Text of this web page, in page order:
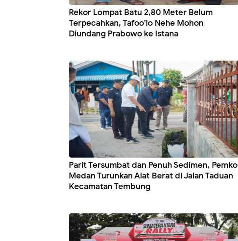
Rekor Lompat Batu 2,80 Meter Belum
Terpecahkan, Tafoo’lo Nehe Mohon
Diundang Prabowo ke Istana
Parit Tersumbat dan Penuh Sedimen, Pemko
Medan Turunkan Alat Berat di Jalan Taduan
Kecamatan Tembung